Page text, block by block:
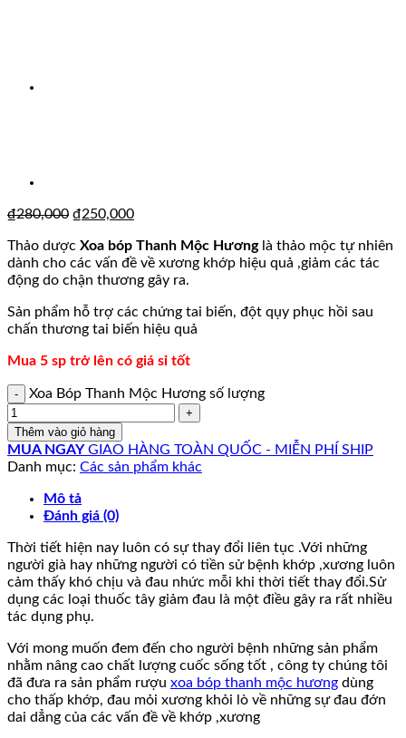
₫280,000 ₫250,000
Thảo dược Xoa bóp Thanh Mộc Hươnglà thảo mộc tự nhiên
dành cho các vấn đề về xương khớp hiệu quả ,giảm các tác
động do chận thương gây ra.
Sản phẩm hỗ trợ các chứng tai biến, đột qụy phục hồi sau
chấn thương tai biến hiệu quả
Mua 5 sp trở lên có giá sỉ tốt
Xoa Bóp Thanh Mộc Hương số lượng
Thêm vào giỏ hàng
MUA NGAY GIAO HÀNG TOÀN QUỐC - MIỄN PHÍ SHIP
Danh mục: Các sản phẩm khác
Mô tả
Đánh giá (0)
Thời tiết hiện nay luôn có sự thay đổi liên tục .Với những
người già hay những người có tiền sử bệnh khớp ,xương luôn
cảm thấy khó chịu và đau nhức mỗi khi thời tiết thay đổi.Sử
dụng các loại thuốc tây giảm đau là một điều gây ra rất nhiều
tác dụng phụ.
Với mong muốn đem đến cho người bệnh những sản phẩm
nhằm nâng cao chất lượng cuốc sống tốt , công ty chúng tôi
đã đưa ra sản phẩm rượu xoa bóp thanh mộc hương dùng
cho thấp khớp, đau mỏi xương khỏi lò về những sự đau đớn
dai dẳng của các vấn đề về khớp ,xương